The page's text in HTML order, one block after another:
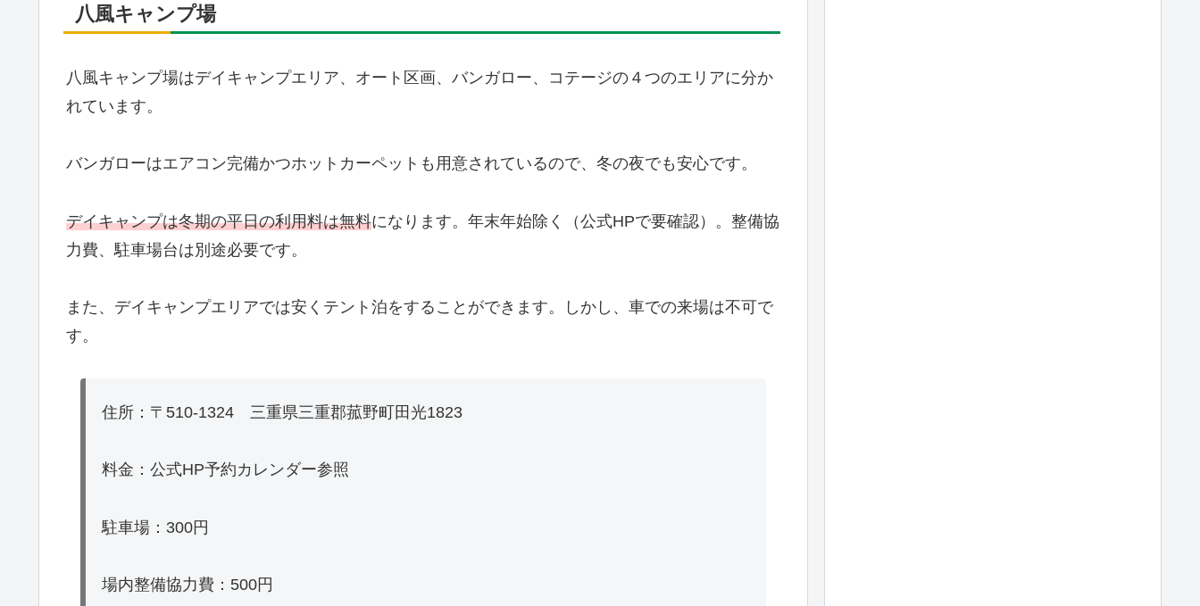
八風キャンプ場
八風キャンプ場はデイキャンプエリア、オート区画、バンガロー、コテージの４つのエリアに分か
れています。
バンガローはエアコン完備かつホットカーペットも用意されているので、冬の夜でも安心です。
デイキャンプは冬期の平日の利用料は無料になります。年末年始除く（公式HPで要確認）。整備協
力費、駐車場台は別途必要です。
また、デイキャンプエリアでは安くテント泊をすることができます。しかし、車での来場は不可で
す。
住所：〒510-1324 三重県三重郡菰野町田光1823
料金：公式HP予約カレンダー参照
駐車場：300円
場内整備協力費：500円